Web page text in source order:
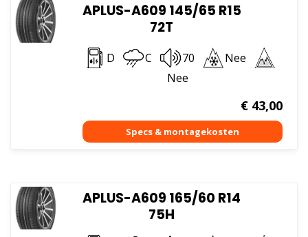
APLUS-A609 145/65 R15
72T
D C 70
Nee
Nee
€43,00
APLUS-A609 165/60 R14
75H